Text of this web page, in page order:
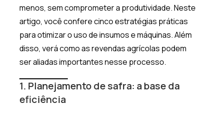
menos, sem comprometer a produtividade. Neste
artigo, você confere cinco estratégias práticas
para otimizar o uso de insumos e máquinas. Além
disso, verá como as revendas agrícolas podem
ser aliadas importantes nesse processo.
1. Planejamento de safra: a base da
eficiência